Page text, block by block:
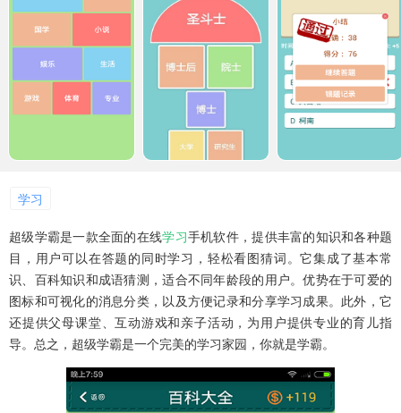
音乐舞蹈
1百+款手游
儿童教育
1百+款手游
学习
超级学霸是一款全面的在线学习手机软件，提供丰富的知识和各种题
目，用户可以在答题的同时学习，轻松看图猜词。它集成了基本常
识、百科知识和成语猜测，适合不同年龄段的用户。优势在于可爱的
图标和可视化的消息分类，以及方便记录和分享学习成果。此外，它
还提供父母课堂、互动游戏和亲子活动，为用户提供专业的育儿指
导。总之，超级学霸是一个完美的学习家园，你就是学霸。